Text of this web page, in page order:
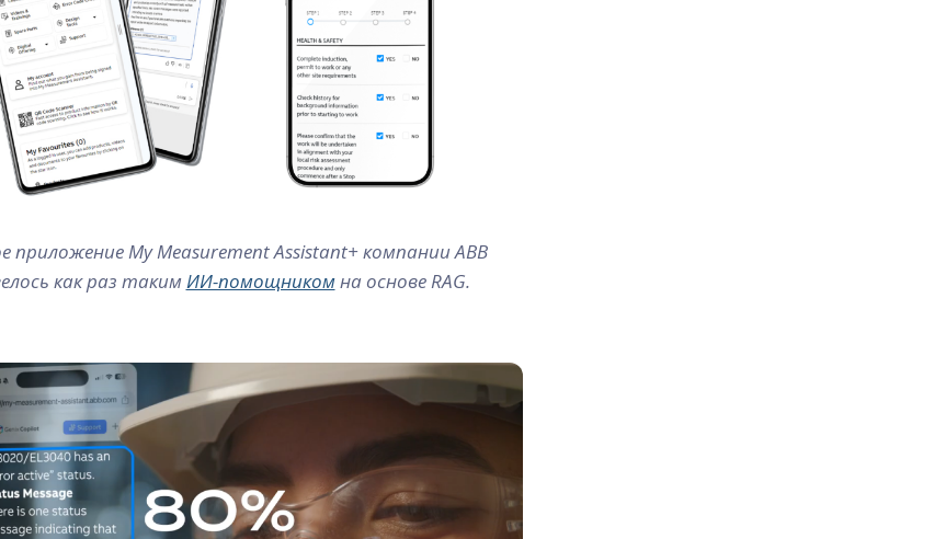
My Measurement Assistant+ компании ABB
как раз такимИИ-помощникомна основе RAG.